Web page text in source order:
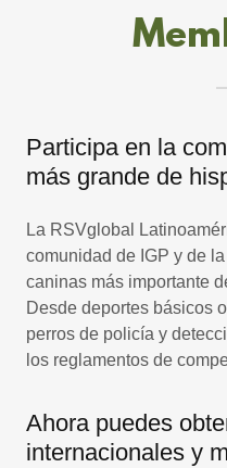
Participa en la
más grande de
La RSVglobal
comunidad de IGP y de
caninas más importante
Desde deportes básicos
perros de policía y
los reglamentos de
Ahora puedes
internacionales y